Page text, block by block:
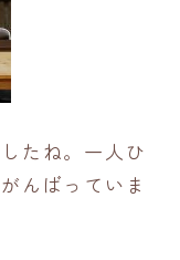
たね。一人ひ
んばっていま